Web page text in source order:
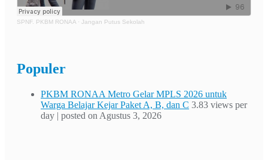
SPNF. PKBM RONAA · Jangan Putus Sekolah
Populer
PKBM RONAA Metro Gelar MPLS 2026 untuk
Warga Belajar Kejar Paket A, B, dan C 3.83 views per
day | posted on Agustus 3, 2026